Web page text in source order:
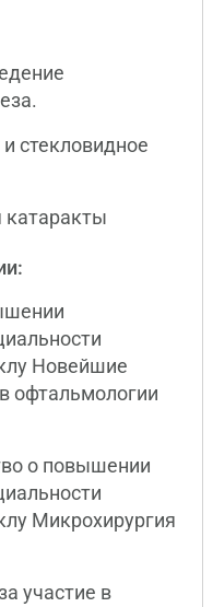
стекловидное
Новейшие
офтальмологии
о повышении
Микрохирургия
участие в